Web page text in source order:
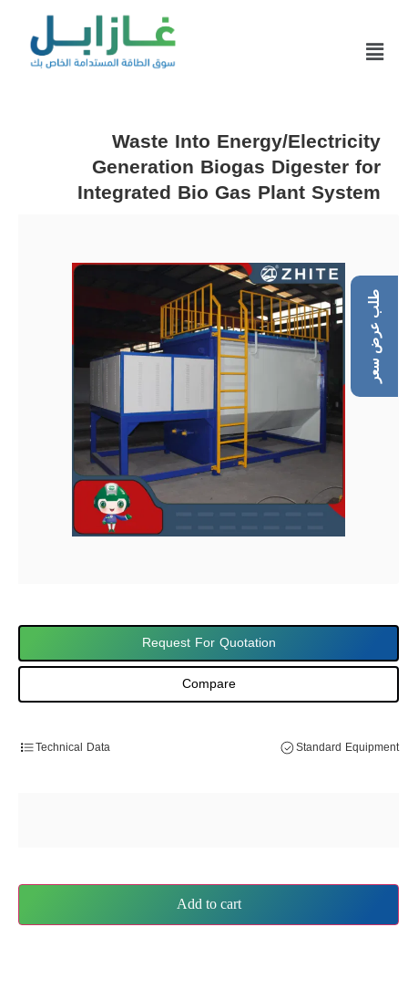
Waste Into Energy/Electricity
Generation Biogas Digester for
Integrated Bio Gas Plant System
Request For Quotation
Compare
Technical Data Standard Equipment
Add to cart
طلب عرض سعر